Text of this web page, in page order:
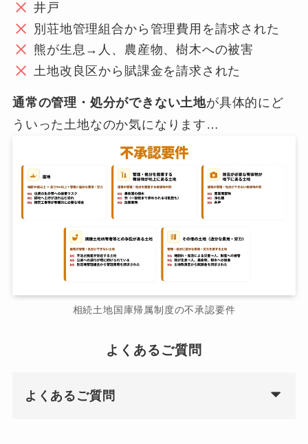
井戸
別荘地管理組合から管理費用を請求された
熊が生息→人、農産物、樹木への被害
土地改良区から賦課金を請求された
通常の管理・処分ができない土地が具体的にど
ういった土地なのか気になります…
相続土地国庫帰属制度の不承認要件
よくあるご質問
よくあるご質問